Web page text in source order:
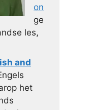
on
ge
les,
and
het